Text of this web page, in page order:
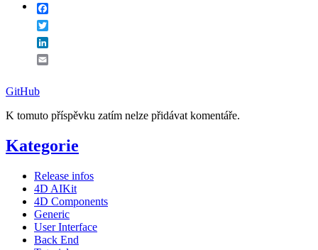
GitHub
K tomuto příspěvku zatím nelze přidávat komentáře.
Kategorie
Release infos
4D AIKit
4D Components
Generic
User Interface
Back End